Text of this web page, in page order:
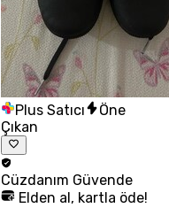
Plus Satıcı
Öne
Çıkan
Cüzdanım Güvende
Elden al, kartla öde!